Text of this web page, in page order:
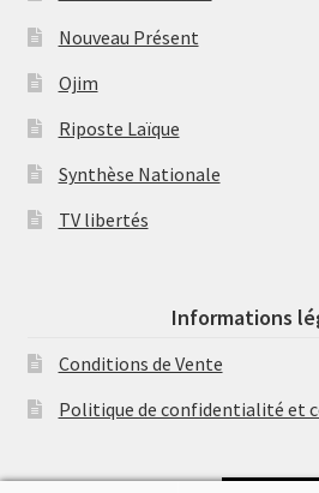
Nouveau Présent
Ojim
Riposte Laïque
Synthèse Nationale
TV libertés
Informations
Conditions de Vente
Politique de confidentialité et